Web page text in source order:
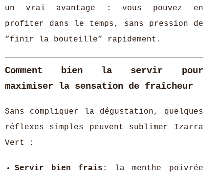
un vrai avantage : vous pouvez en
profiter dans le temps, sans pression de
“finir la bouteille” rapidement.
Comment bien la servir pour
maximiser la sensation de fraîcheur
Sans compliquer la dégustation, quelques
réflexes simples peuvent sublimer Izarra
Vert :
Servir bien frais : la menthe poivrée